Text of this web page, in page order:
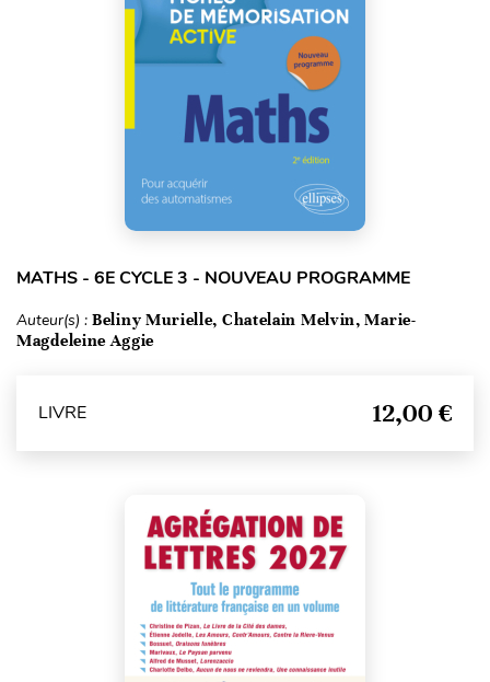
MATHS - 6E CYCLE 3 - NOUVEAU PROGRAMME
Auteur(s) : Beliny Murielle, Chatelain Melvin, Marie-
Magdeleine Aggie
LIVRE 12,00 €